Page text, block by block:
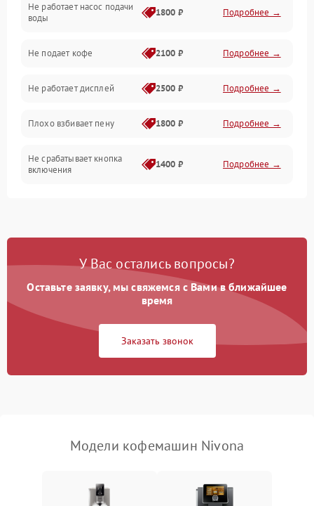
Проблемы с водой
Проблемы с капучинатором и паром
Управление и электроника
Программное обеспечение
Не работает насос подачи
воды
1800 ₽ Подробнее →
Не подает кофе 2100 ₽ Подробнее →
Не работает дисплей 2500 ₽ Подробнее →
Плохо взбивает пену 1800 ₽ Подробнее →
Не срабатывает кнопка
включения
1400 ₽ Подробнее →
Постоянные сбои в работе 1500 ₽ Подробнее →
У Вас остались вопросы?
Оставьте заявку, мы свяжемся с Вами в ближайшее
время
Заказать звонок
Модели кофемашин Nivona